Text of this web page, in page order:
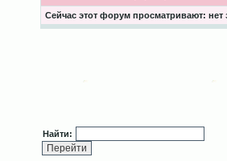
Сейчас этот форум просматривают: нет
Найти: